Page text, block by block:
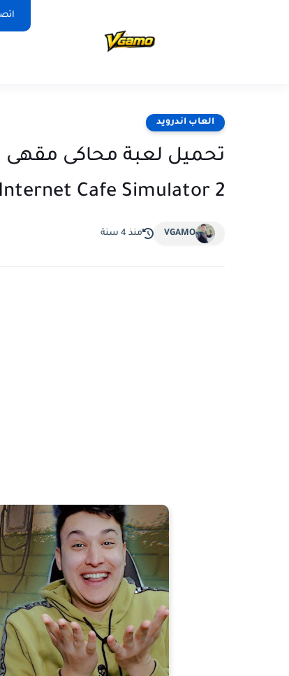
العاب اندرويد
تحميل لعبة محاكى مقهى
Internet Cafe Simulator 2
VGAMO منذ 4 سنة